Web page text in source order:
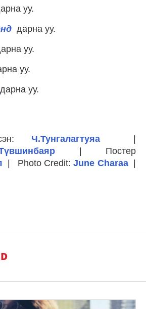
уу.
дарна уу.
уу.
уу.
дарна уу.
Ч.Тунгалагтуяа|
| Постер
| Photo Credit:June Charaa|